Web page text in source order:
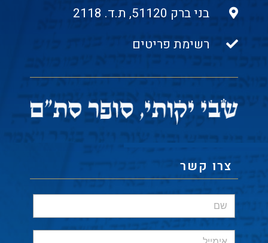
בני ברק 51120, ת.ד. 2118
רשימת פריטים
צרו קשר